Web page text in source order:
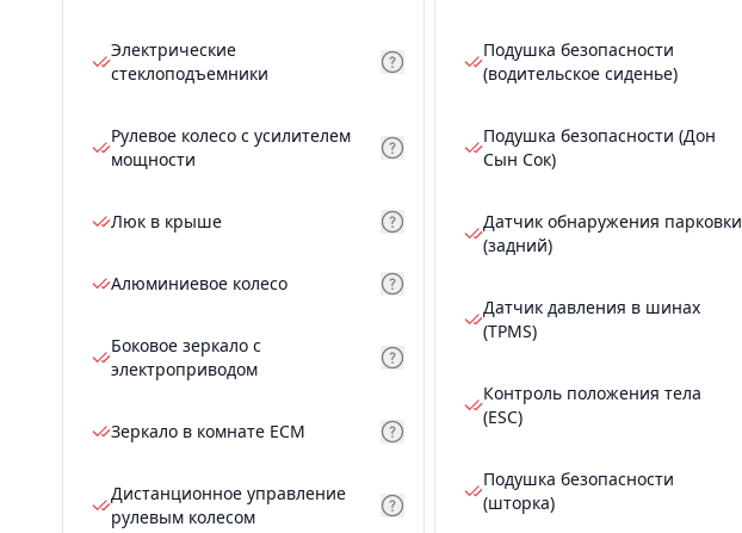
Электрические
стеклоподъемники
Рулевое колесо с усилителем
мощности
Люк в крыше
Алюминиевое колесо
Боковое зеркало с
электроприводом
Зеркало в комнате ECM
Дистанционное управление
рулевым колесом
Подушка безопасности
(водительское сиденье)
Подушка безопасности (Дон
Сын Сок)
Датчик обнаружения парковки
(задний)
Датчик давления в шинах
(TPMS)
Контроль положения тела
(ESC)
Подушка безопасности
(шторка)